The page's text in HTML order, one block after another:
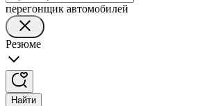
перегонщик автомобилей
Резюме
Найти